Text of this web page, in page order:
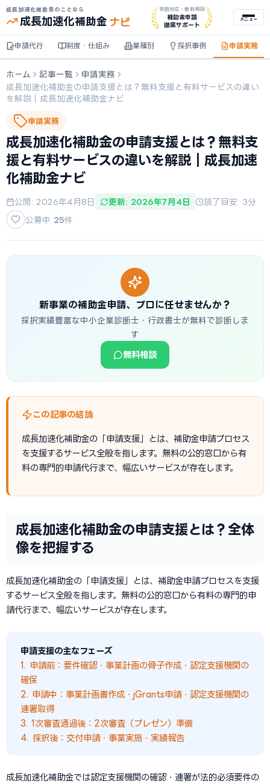
成長加速化補助金のことなら
成長加速化補助金 ナビ
全国対応・無料相談
補助金申請
徹底サポート
メニュー
申請代行 制度・仕組み 業種別 採択事例 申請実務
ホーム 記事一覧
申請実務
成長加速化補助金の申請支援とは？無料支援と有料サービスの違い
を解説｜成長加速化補助金ナビ
申請実務
成長加速化補助金の申請支援とは？無料支
援と有料サービスの違いを解説｜成長加速
化補助金ナビ
公開: 2026年4月8日 更新: 2026年7月4日
読了目安: 3分
公募中 25件
新事業の補助金申請、プロに任せませんか？
採択実績豊富な中小企業診断士・行政書士が無料で診断しま
す
無料相談
この記事の結論
成長加速化補助金の「申請支援」とは、補助金申請プロセス
を支援するサービス全般を指します。無料の公的窓口から有
料の専門的申請代行まで、幅広いサービスが存在します。
成長加速化補助金の申請支援とは？全体
像を把握する
成長加速化補助金の「申請支援」とは、補助金申請プロセスを支援
するサービス全般を指します。無料の公的窓口から有料の専門的申
請代行まで、幅広いサービスが存在します。
申請支援の主なフェーズ
1. 申請前：要件確認・事業計画の骨子作成・認定支援機関の
確保
2. 申請中：事業計画書作成・jGrants申請・認定支援機関の
連署取得
3. 1次審査通過後：2次審査（プレゼン）準備
4. 採択後：交付申請・事業実施・実績報告
成長加速化補助金では認定支援機関の確認・連署が法的必須要件の